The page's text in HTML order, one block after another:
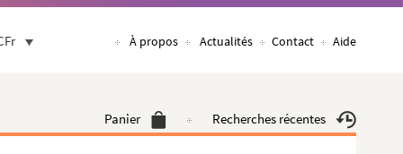
À propos Actualités Contact Aide
Panier Recherches récentes